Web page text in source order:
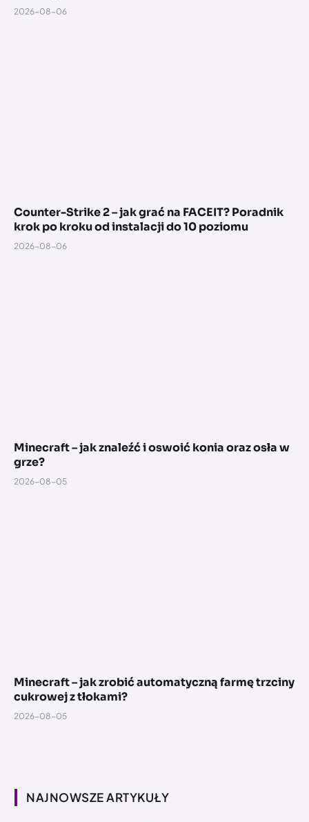
2026-08-06
Counter-Strike 2 – jak grać na FACEIT? Poradnik
krok po kroku od instalacji do 10 poziomu
2026-08-06
Minecraft – jak znaleźć i oswoić konia oraz osła w
grze?
2026-08-05
Minecraft – jak zrobić automatyczną farmę trzciny
cukrowej z tłokami?
2026-08-05
NAJNOWSZE ARTYKUŁY